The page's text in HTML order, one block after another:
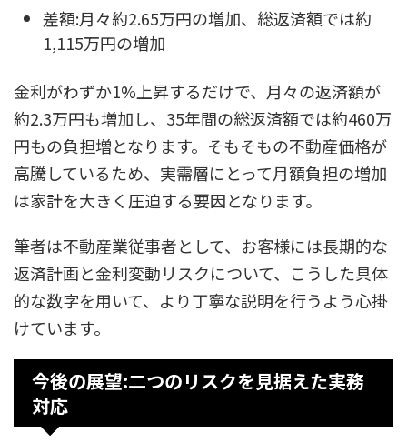
差額:月々約2.65万円の増加、総返済額では約
1,115万円の増加
金利がわずか1%上昇するだけで、月々の返済額が
約2.3万円も増加し、35年間の総返済額では約460万
円もの負担増となります。そもそもの不動産価格が
高騰しているため、実需層にとって月額負担の増加
は家計を大きく圧迫する要因となります。
筆者は不動産業従事者として、お客様には長期的な
返済計画と金利変動リスクについて、こうした具体
的な数字を用いて、より丁寧な説明を行うよう心掛
けています。
今後の展望:二つのリスクを見据えた実務
対応